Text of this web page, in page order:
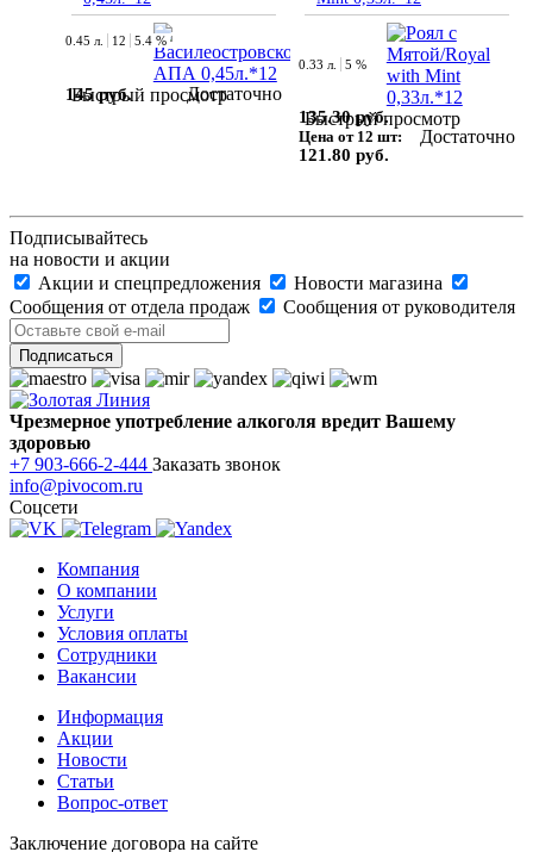
Быстрый просмотр
0.45 л. 12 5.4 %
145 руб. Достаточно
Быстрый просмотр
0.33 л. 5 %
135.30 руб.
Цена от 12 шт:
121.80 руб.
Достаточно
Подписывайтесь
на новости и акции
Акции и спецпредложения
Новости магазина
Сообщения от отдела продаж
Сообщения от руководителя
Чрезмерное употребление алкоголя вредит Вашему
здоровью
+7 903-666-2-444 Заказать звонок
info@pivocom.ru
Соцсети
Компания
О компании
Услуги
Условия оплаты
Сотрудники
Вакансии
Информация
Акции
Новости
Статьи
Вопрос-ответ
Заключение договора на сайте